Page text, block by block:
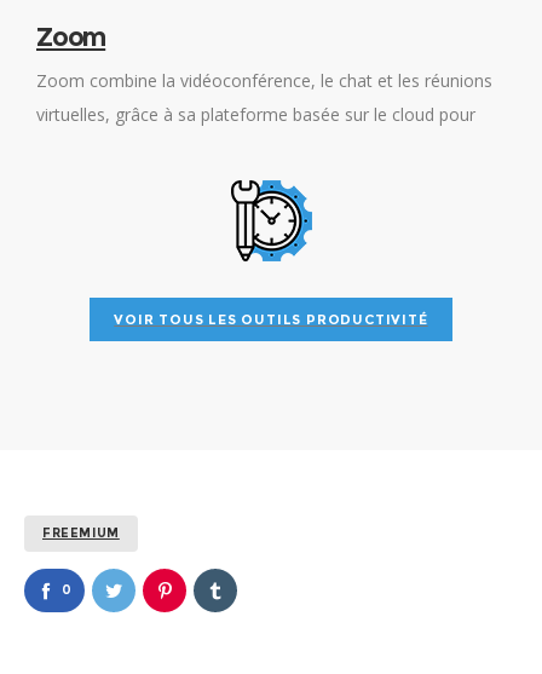
Zoom
Zoom combine la vidéoconférence, le chat et les réunions
virtuelles, grâce à sa plateforme basée sur le cloud pour
VOIR TOUS LES OUTILS PRODUCTIVITÉ
FREEMIUM
0